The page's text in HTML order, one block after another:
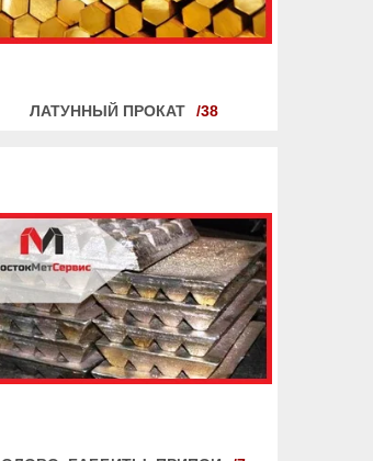
ЛАТУННЫЙ ПРОКАТ 38